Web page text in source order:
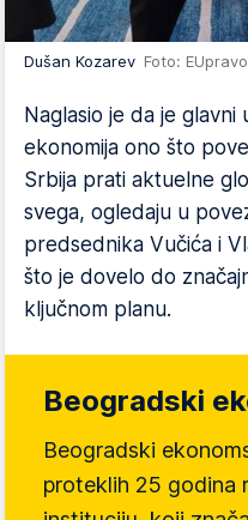
Dušan Kozarev Foto:
Naglasio je da je glavni
ekonomija ono što
Srbija prati aktuelne
svega, ogledaju u
predsednika Vučića i
što je dovelo do
ključnom planu.
Beogradski
Beogradski
proteklih 25 godina